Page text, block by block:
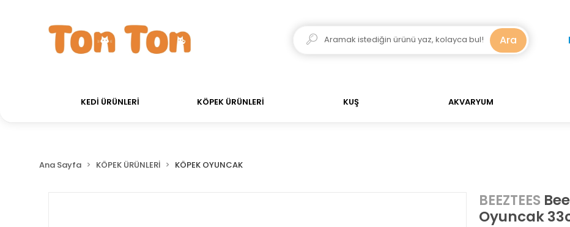
750 TL Üstü Alışverişlerinizde Kargo Ücretsiz! 750 TL Üstü Alışverişlerinizde Kargo Ücretsiz!
Ara
KEDİ ÜRÜNLERİ KÖPEK ÜRÜNLERİ KUŞ AKVARYUM
Ana Sayfa KÖPEK ÜRÜNLERİ KÖPEK OYUNCAK
BEEZTEES
Oyuncak